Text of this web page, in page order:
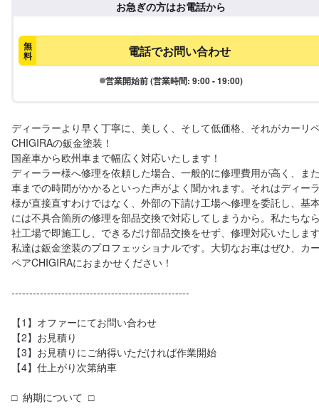
お急ぎの方はお電話から
無
料 電話でお問い合わせ
営業開始前 (営業時間: 9:00 - 19:00)
ディーラーより早く丁寧に、美しく、そして低価格、それがカーリ
CHIGIRAの鈑金塗装！
国産車から欧州車まで幅広く対応いたします！
ディーラー様へ修理を依頼した場合、一般的に修理費用が高く、ま
車までの時間がかかるといった声がよく聞かれます。それはディー
様が直接直すわけではなく、外部の下請け工場へ修理を委託し、基
には不具合箇所の修理を部品交換で対応してしまうから。私たちな
社工場で即施工し、できるだけ部品交換をせず、修理対応いたしま
私達は鈑金塗装のプロフェッショナルです。大切なお車はぜひ、カ
ペアCHIGIRAにおまかせください！
--------------------------------------------------
【1】オファーにてお問い合わせ
【2】お見積り
【3】お見積りにご納得いただければ作業開始
【4】仕上がり次第納車
□  納期について  □